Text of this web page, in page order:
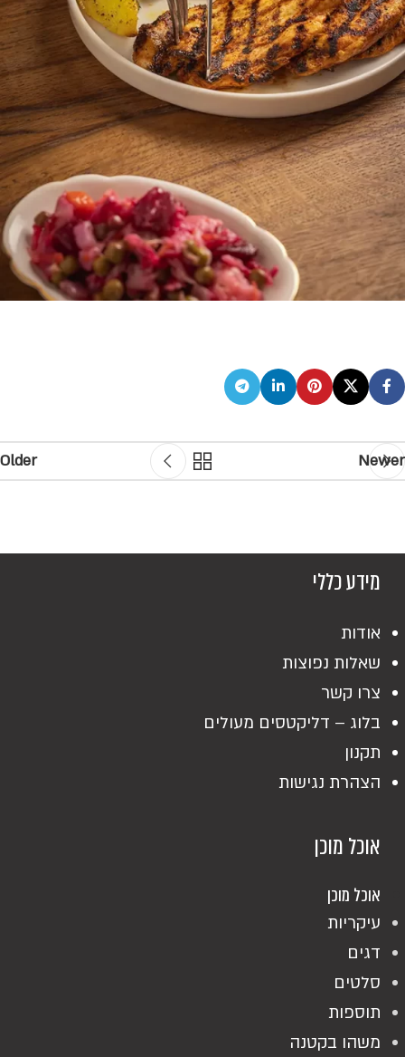
Newer
Older
אוכל מוכן
אוכל מוכן
עיקריות
דגים
סלטים
תוספות
משהו בקטנה
מידע כללי
אודות
שאלות נפוצות
צרו קשר
בלוג – דליקטסים מעולים
תקנון
הצהרת נגישות